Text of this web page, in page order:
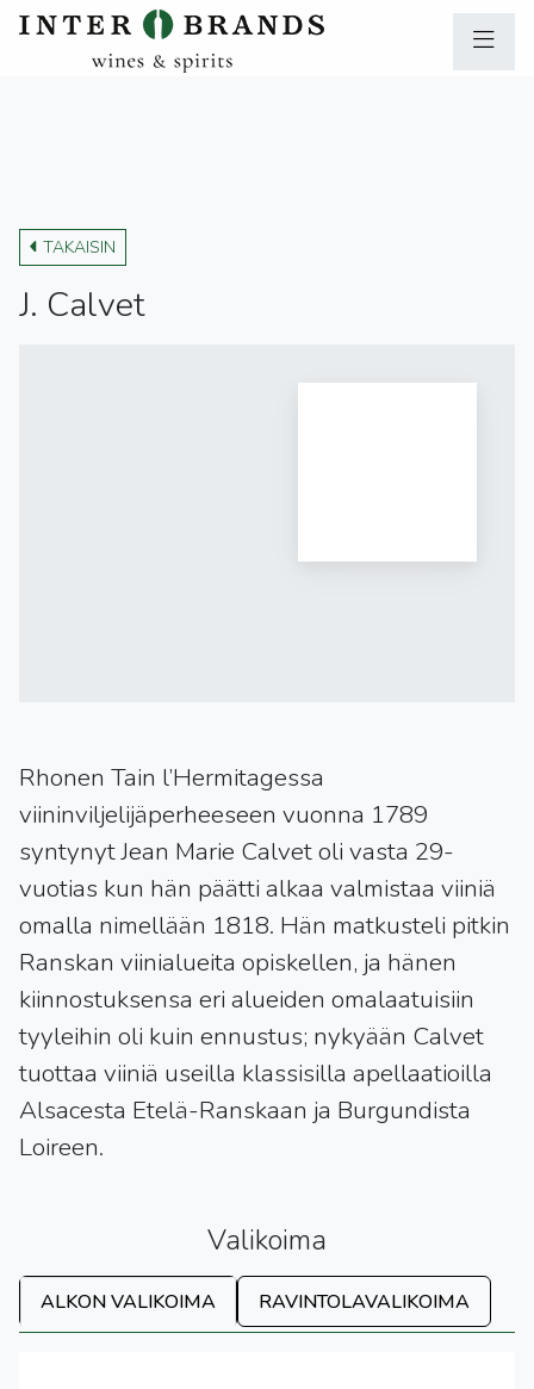
TAKAISIN
J. Calvet
Rhonen Tain l’Hermitagessa
viininviljelijäperheeseen vuonna 1789
syntynyt Jean Marie Calvet oli vasta 29-
vuotias kun hän päätti alkaa valmistaa viiniä
omalla nimellään 1818. Hän matkusteli pitkin
Ranskan viinialueita opiskellen, ja hänen
kiinnostuksensa eri alueiden omalaatuisiin
tyyleihin oli kuin ennustus; nykyään Calvet
tuottaa viiniä useilla klassisilla apellaatioilla
Alsacesta Etelä-Ranskaan ja Burgundista
Loireen.
Valikoima
ALKON VALIKOIMA RAVINTOLAVALIKOIMA